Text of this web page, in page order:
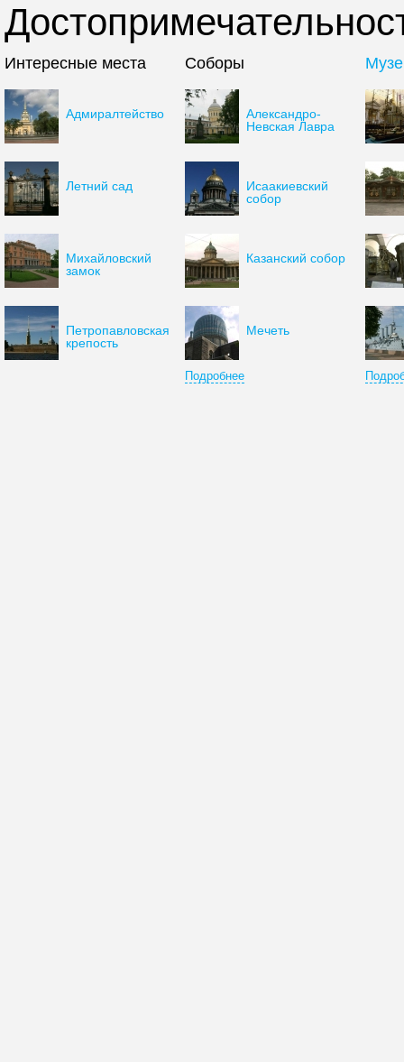
Интересные места
Адмиралтейство
Летний сад
Михайловский
замок
Петропавловская
крепость
Соборы
Александро-
Невская Лавра
Исаакиевский
собор
Казанский собор
Мечеть
Подробнее